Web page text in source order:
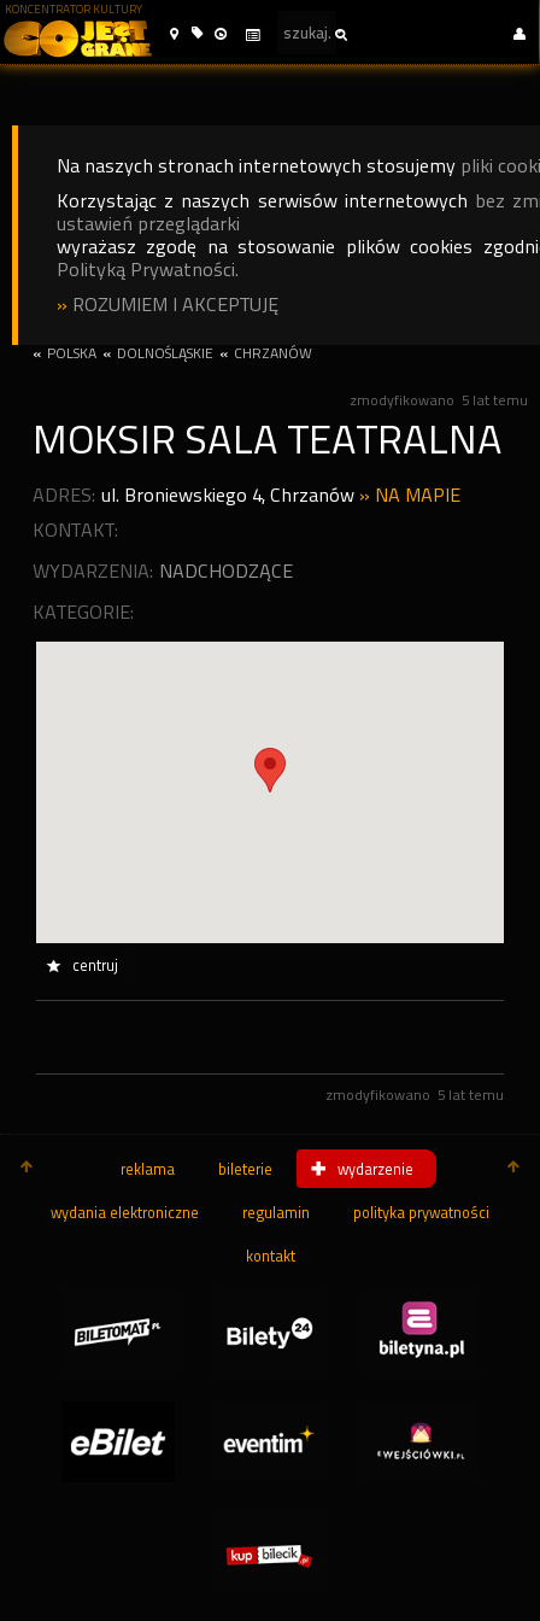
KONCENTRATOR KULTURY
Na naszych stronach internetowych stosujemy pliki
Korzystając z naszych serwisów internetowych bez
ustawień przeglądarki
wyrażasz zgodę na stosowanie plików cookies
Polityką Prywatności.
» ROZUMIEM I AKCEPTUJĘ
« POLSKA « DOLNOŚLĄSKIE « CHRZANÓW
zmodyfikowano 5 lat temu
MOKSIR SALA TEATRALNA
ADRES: ul. Broniewskiego 4,Chrzanów » NA MAPIE
KONTAKT:
WYDARZENIA: NADCHODZĄCE
KATEGORIE:
centruj
zmodyfikowano 5 lat temu
reklama bileterie wydarzenie
wydania elektroniczne regulamin polityka prywatności
kontakt